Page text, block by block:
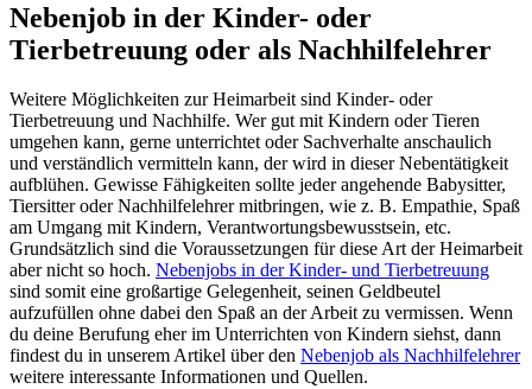
Nebenjob in der Kinder- oder
Tierbetreuung oder als Nachhilfelehrer
Weitere Möglichkeiten zur Heimarbeit sind Kinder- oder
Tierbetreuung und Nachhilfe. Wer gut mit Kindern oder Tieren
umgehen kann, gerne unterrichtet oder Sachverhalte anschaulich
und verständlich vermitteln kann, der wird in dieser Nebentätigkeit
aufblühen. Gewisse Fähigkeiten sollte jeder angehende Babysitter,
Tiersitter oder Nachhilfelehrer mitbringen, wie z. B. Empathie, Spaß
am Umgang mit Kindern, Verantwortungsbewusstsein, etc.
Grundsätzlich sind die Voraussetzungen für diese Art der Heimarbeit
aber nicht so hoch. Nebenjobs in der Kinder- und Tierbetreuung
sind somit eine großartige Gelegenheit, seinen Geldbeutel
aufzufüllen ohne dabei den Spaß an der Arbeit zu vermissen. Wenn
du deine Berufung eher im Unterrichten von Kindern siehst, dann
findest du in unserem Artikel über den Nebenjob als Nachhilfelehrer
weitere interessante Informationen und Quellen.